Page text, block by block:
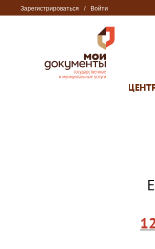
Зарегистрироваться / Войти